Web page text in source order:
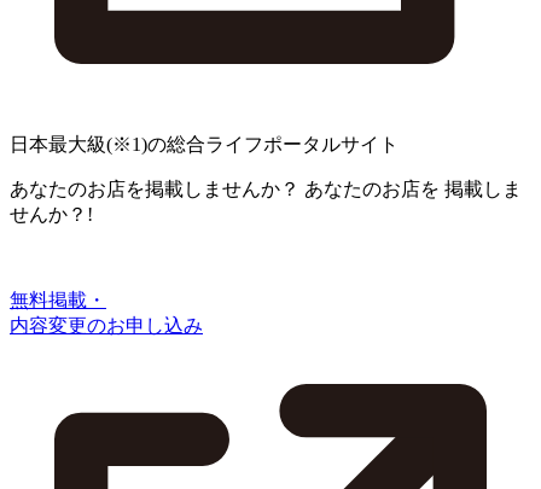
日本最大級(※1)の総合ライフポータルサイト
あなたのお店を掲載しませんか？ あなたのお店を 掲載しま
せんか？!
無料掲載・
内容変更のお申し込み